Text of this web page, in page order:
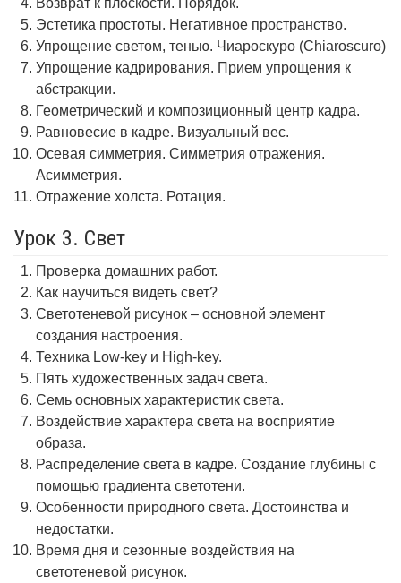
Возврат к плоскости. Порядок.
Эстетика простоты. Негативное пространство.
Упрощение светом, тенью. Чиароскуро (Chiaroscuro)
Упрощение кадрирования. Прием упрощения к
абстракции.
Геометрический и композиционный центр кадра.
Равновесие в кадре. Визуальный вес.
Осевая симметрия. Симметрия отражения.
Асимметрия.
Отражение холста. Ротация.
Урок 3. Свет
Проверка домашних работ.
Как научиться видеть свет?
Светотеневой рисунок – основной элемент
создания настроения.
Техника Low-key и High-key.
Пять художественных задач света.
Семь основных характеристик света.
Воздействие характера света на восприятие
образа.
Распределение света в кадре. Создание глубины с
помощью градиента светотени.
Особенности природного света. Достоинства и
недостатки.
Время дня и сезонные воздействия на
светотеневой рисунок.